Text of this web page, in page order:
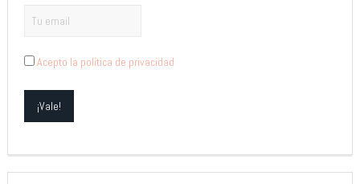
Acepto la política de privacidad